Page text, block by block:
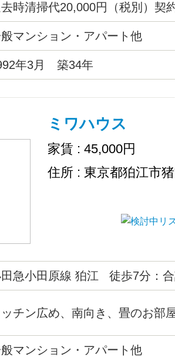
時清掃代20,000円（税別）契
マンション・アパート他
年3月 築34年
ミワハウス
家賃 : 45,000円
住所 : 東京都狛江市
急小田原線 狛江 徒歩7分：
ッチン広め、南向き、畳のお部
マンション・アパート他